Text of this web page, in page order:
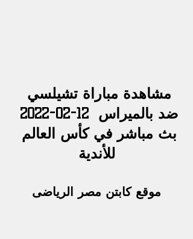
مشاهدة مباراة تشيلسي
ضد بالميراس
بث مباشر في كأس العالم
للأندية
موقع كابتن مصر الرياضى